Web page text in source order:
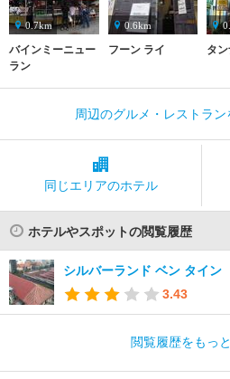
0.7km
バインミーニュー
ラン
0.6km
フーン ライ タ
周辺のグルメ・レストラ
同じエリアのホテル
ホテルやスポットの閲覧履歴
シルバーランド ベン タイン
3.43
閲覧履歴をもっ